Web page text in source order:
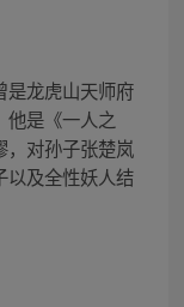
是龙虎山天师府
他是《一人之
，对孙子张楚岚
以及全性妖人结